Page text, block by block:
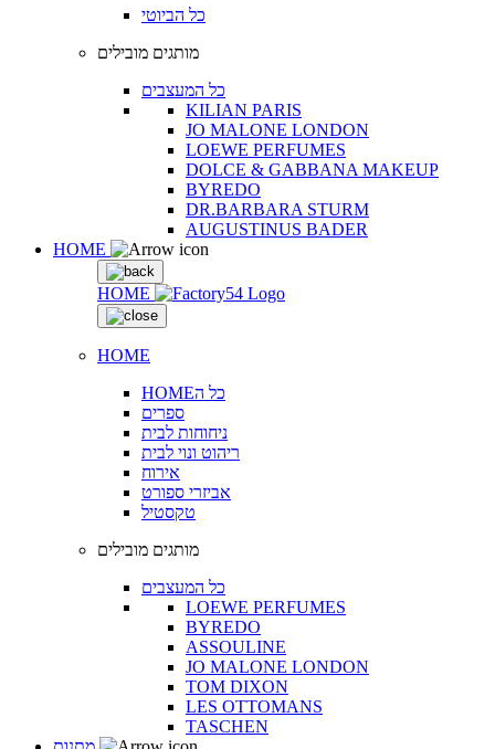
כל הביוטי
מותגים מובילים
כל המעצבים
KILIAN PARIS
JO MALONE LONDON
LOEWE PERFUMES
DOLCE & GABBANA MAKEUP
BYREDO
DR.BARBARA STURM
AUGUSTINUS BADER
HOME
HOME
HOME
HOMEכל ה
ספרים
ניחוחות לבית
ריהוט ונוי לבית
אירוח
אביזרי ספורט
טקסטיל
מותגים מובילים
כל המעצבים
LOEWE PERFUMES
BYREDO
ASSOULINE
JO MALONE LONDON
TOM DIXON
LES OTTOMANS
TASCHEN